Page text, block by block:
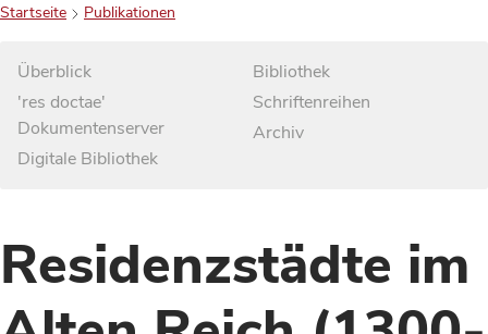
Startseite Publikationen
Überblick
'res doctae'
Dokumentenserver
Digitale Bibliothek
Bibliothek
Schriftenreihen
Archiv
Residenzstädte im